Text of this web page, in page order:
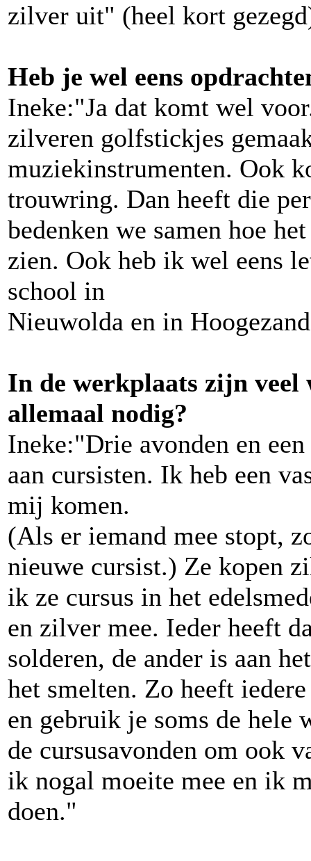
zilver uit" (heel kort
Heb je wel eens
Ineke:"Ja dat komt wel
zilveren golfstickjes
muziekinstrumenten. Ook
trouwring. Dan heeft die
bedenken we samen hoe
zien. Ook heb ik wel eens
school in
Nieuwolda en in
In de werkplaats zijn veel
allemaal nodig?
Ineke:"Drie avonden en
aan cursisten. Ik heb een
mij komen.
(Als er iemand mee stopt,
nieuwe cursist.) Ze kopen
ik ze cursus in het
en zilver mee. Ieder heeft
solderen, de ander is aan
het smelten. Zo heeft
en gebruik je soms de hele
de cursusavonden om ook
ik nogal moeite mee en ik
doen."